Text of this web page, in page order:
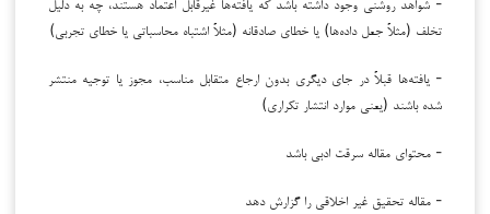
تخلف (مثلاً جعل داده‌ها) یا خطای صادقانه (مثلاً اشتباه محاسباتی یا خطای تجربی)
- یافته‌ها قبلاً در جای دیگری بدون ارجاع متقابل مناسب، مجوز یا توجیه منتشر
شده باشند (یعنی موارد انتشار تکراری)
- محتوای مقاله سرقت ادبی باشد
- مقاله تحقیق غیر اخلاقی را گزارش دهد